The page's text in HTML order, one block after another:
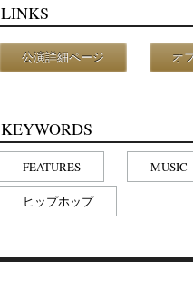
LINKS
公演詳細ページ オ
KEYWORDS
FEATURES MUSIC
ヒップホップ